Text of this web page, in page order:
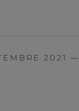
2021 —